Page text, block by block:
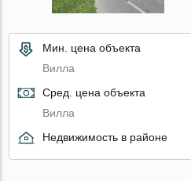
Мин. цена объекта
Вилла
Сред. цена объекта
Вилла
Недвижимость в районе